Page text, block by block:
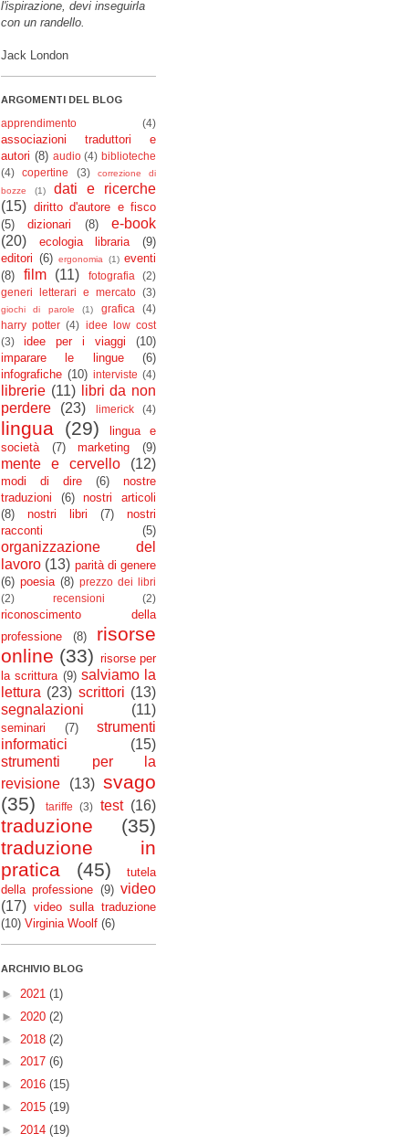
l'ispirazione, devi inseguirla
con un randello.
Jack London
ARGOMENTI DEL BLOG
apprendimento (4)
associazioni traduttori e
autori (8) audio (4) biblioteche
(4)
copertine (3)
correzione di
bozze
(1)
dati e ricerche
(15) diritto d'autore e fisco
(5)
dizionari (8)
e-book
(20)
ecologia libraria
(9)
editori (6) ergonomia (1) eventi
(8)
film (11) fotografia
(2)
generi letterari e mercato (3)
giochi di parole (1) grafica
(4)
harry potter (4) idee low cost
(3)
idee per i viaggi
(10)
imparare le lingue
(6)
infografiche (10) interviste (4)
librerie (11)
libri da non
perdere
(23) limerick (4)
lingua (29)
lingua e
società
(7) marketing (9)
mente e cervello (12)
modi di dire (6)
nostre
traduzioni
(6)
nostri articoli
(8)
nostri libri (7)
nostri
racconti
(5)
organizzazione del
lavoro (13) parità di genere
(6) poesia (8) prezzo dei libri
(2)
recensioni (2)
riconoscimento della
professione
(8)
risorse
online (33) risorse per
la scrittura (9) salviamo la
lettura (23) scrittori (13)
segnalazioni
(11)
seminari (7)
strumenti
informatici
(15)
strumenti per la
revisione
(13) svago
(35)
tariffe (3) test (16)
traduzione
(35)
traduzione in
pratica
(45)
tutela
della professione (9) video
(17) video sulla traduzione
(10) Virginia Woolf (6)
ARCHIVIO BLOG
► 2021 (1)
► 2020 (2)
► 2018 (2)
► 2017 (6)
► 2016 (15)
► 2015 (19)
► 2014 (19)